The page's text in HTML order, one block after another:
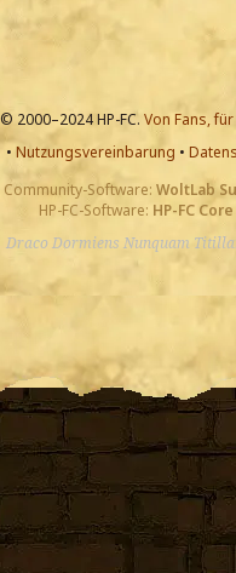
© 2000–2024 HP-FC. Von Fans,
• Nutzungsvereinbarung •
Community-Software: WoltLab
HP-FC-Software: HP-FC Core
Draco Dormiens Nunquam